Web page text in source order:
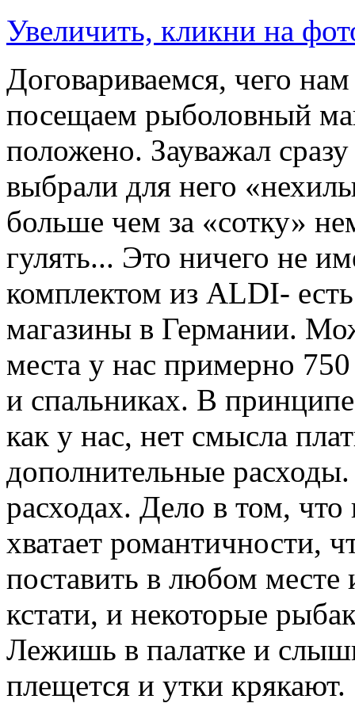
Увеличить, кликни на
Договариваемся, чего
посещаем рыболовный
положено. Зауважал
выбрали для него
больше чем за «сотку»
гулять... Это ничего не
комплектом из ALDI-
магазины в Германии.
места у нас примерно
и спальниках. В
как у нас, нет смысла
дополнительные расходы.
расходах. Дело в том,
хватает романтичности,
поставить в любом месте
кстати, и некоторые
Лежишь в палатке и
плещется и утки крякают.